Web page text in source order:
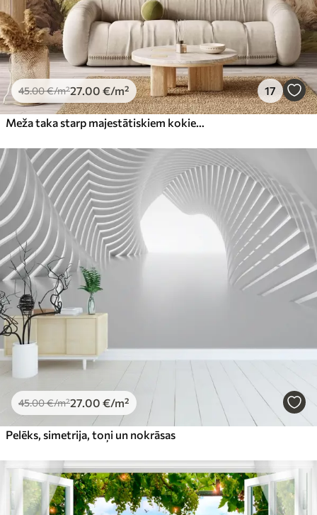
45.00€/m²27.00 €/m² 17
Meža taka starp majestātiskiem kokiem akvareļa stilā
45.00€/m²27 .00 €/m²
Pelēks, simetrija, toņi un nokrāsas